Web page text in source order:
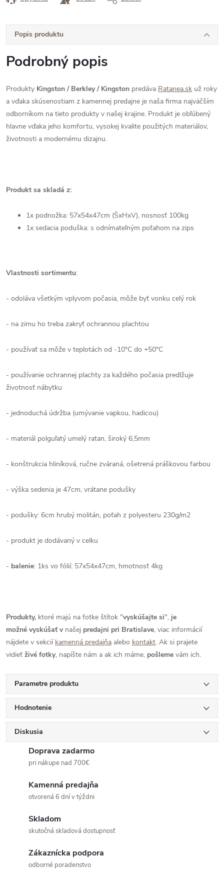
Popis produktu
Podrobný popis
Produkty Kingston / Berkley / Kingston predáva Ratanea.sk už roky
a vďaka skúsenostiam z kamennej predajne je naša firma najväčším
odborníkom na tieto produkty v našej krajine. Produkt je obľúbený
hlavne vďaka jeho komfortu, vysokej kvalite použitých materiálov,
životnosti a modernému dizajnu.
Produkt sa skladá z:
1x podnožka: 57x54x47cm (ŠxHxV), nosnosť 100kg
1x sedacia poduška: s odnímateľným poťahom na zips
Vlastnosti sortimentu:
- odoláva všetkým vplyvom počasia, môže byť vonku celý rok
- na zimu ho treba zakryť ochrannou plachtou
- používať sa môže v teplotách od -10°C do +50°C
- používanie ochrannej plachty za každého počasia predlžuje
životnosť nábytku
- jednoduchá údržba (umývanie vapkou, hadicou)
- materiál polguľatý umelý ratan, široký 6,5mm
- konštrukcia hliníková, ručne zváraná, ošetrená práškovou farbou
- výška sedenia je 47cm, vrátane podušky
- podušky: 6cm hrubý molitán, poťah z polyesteru 230g/m2
- produkt je dodávaný v celku
- balenie: 1ks vo fólií: 57x54x47cm, hmotnosť 4kg
Produkty, ktoré majú na fotke štítok "vyskúšajte si", je
možné vyskúšať v našej predajni pri Bratislave, viac informácií
nájdete v sekcií kamenná predajňa alebo kontakt. Ak si prajete
vidieť živé fotky, napíšte nám a ak ich máme, pošleme vám ich.
Parametre produktu
Hodnotenie
Diskusia
Doprava zadarmo
pri nákupe nad 700€
Kamenná predajňa
otvorená 6 dní v týždni
Skladom
skutočná skladová dostupnosť
Zákaznícka podpora
odborné poradenstvo